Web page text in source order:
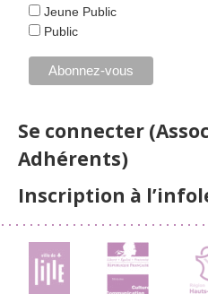
Jeune Public
Public
Se connecter
Adhérents)
Inscription à